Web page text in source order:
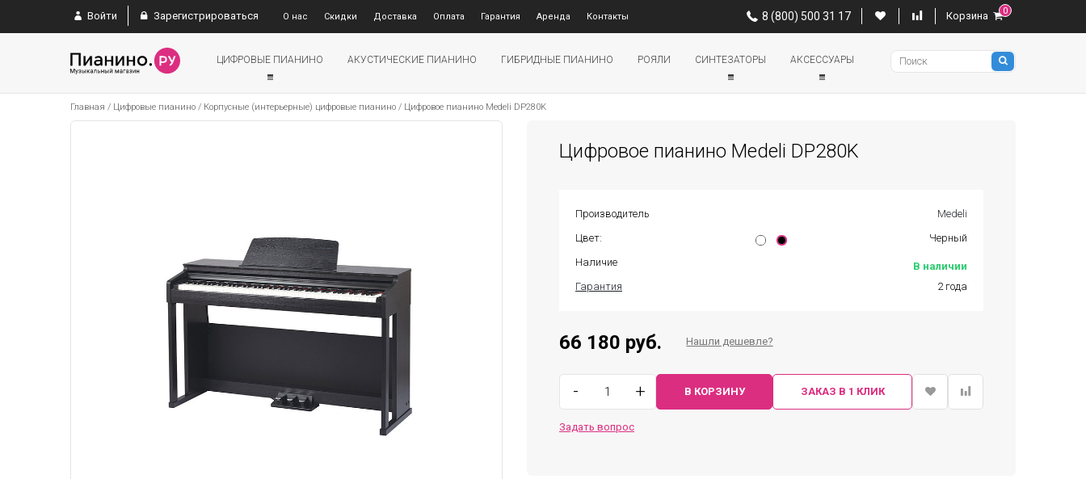
8 (800) 500 31 17 Корзина
Pianino
Войти Зарегистрироваться О нас Скидки Доставка Оплата Гарантия Аренда Контакты 8 (800) 500 31 17 Корзина 0
ЦИФРОВЫЕ ПИАНИНО АКУСТИЧЕСКИЕ ПИАНИНО ГИБРИДНЫЕ ПИАНИНО РОЯЛИ СИНТЕЗАТОРЫ АКСЕССУАРЫ
Главная / Цифровые пианино / Корпусные (интерьерные) цифровые пианино / Цифровое пианино Medeli DP280K
Цифровое пианино Medeli DP280K
Производитель
Medeli
Цвет:
Черный
Наличие
В наличии
Гарантия
2 года
66 180 руб. Нашли дешевле?
- + В КОРЗИНУ ЗАКАЗ В 1 КЛИК
Задать вопрос